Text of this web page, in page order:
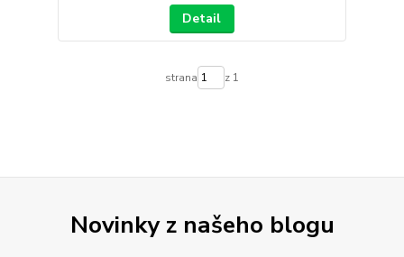
Detail
strana z 1
Novinky z našeho blogu